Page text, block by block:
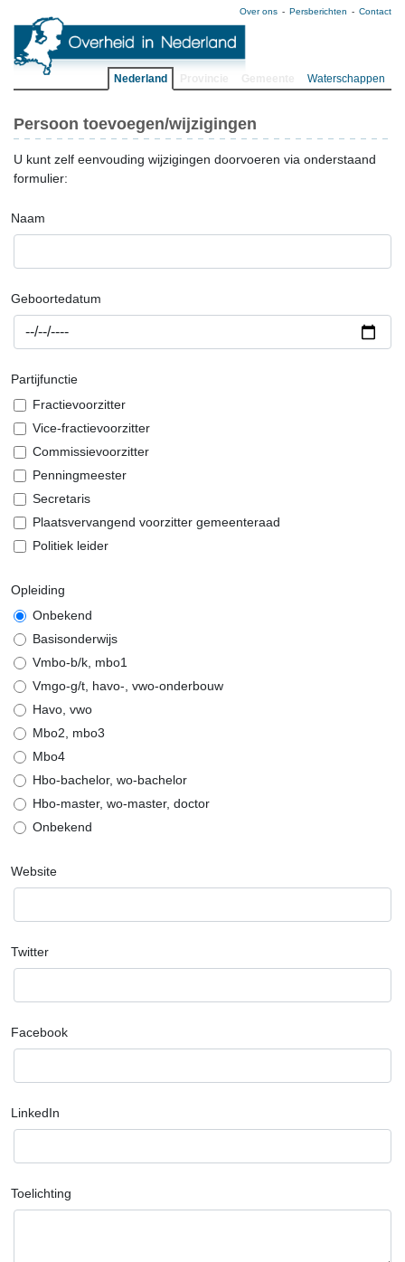
Over ons Persberichten Contact
Nederland Waterschappen
Persoon toevoegen/wijzigingen
U kunt zelf eenvouding wijzigingen doorvoeren via onderstaand
formulier:
Naam
Geboortedatum
Partijfunctie
Fractievoorzitter
Vice-fractievoorzitter
Commissievoorzitter
Penningmeester
Secretaris
Plaatsvervangend voorzitter gemeenteraad
Politiek leider
Opleiding
Onbekend
Basisonderwijs
Vmbo-b/k, mbo1
Vmgo-g/t, havo-, vwo-onderbouw
Havo, vwo
Mbo2, mbo3
Mbo4
Hbo-bachelor, wo-bachelor
Hbo-master, wo-master, doctor
Onbekend
Website
Twitter
Facebook
LinkedIn
Toelichting